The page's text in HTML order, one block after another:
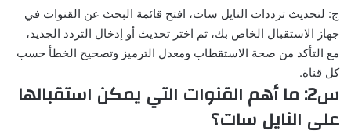
ج: لتحديث ترددات النايل سات، افتح قائمة البحث عن القنوات في
جهاز الاستقبال الخاص بك، ثم اختر تحديث أو إدخال التردد الجديد،
مع التأكد من صحة الاستقطاب ومعدل الترميز وتصحيح الخطأ حسب
كل قناة.
س2: ما أهم القنوات التي يمكن استقبالها
على النايل سات؟